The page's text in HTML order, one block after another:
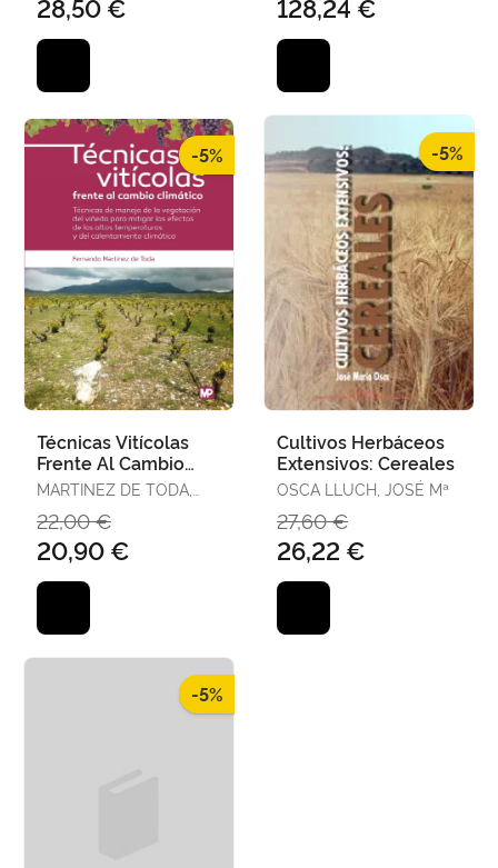
28,50 € 128,24 €
-5%
Técnicas Vitícolas
Frente Al Cambio
Climático
MARTINEZ DE TODA,
22,00 €
20,90 €
-5%
Cultivos Herbáceos
Extensivos: Cereales
OSCA LLUCH, JOSÉ Mª
27,60 €
26,22 €
-5%